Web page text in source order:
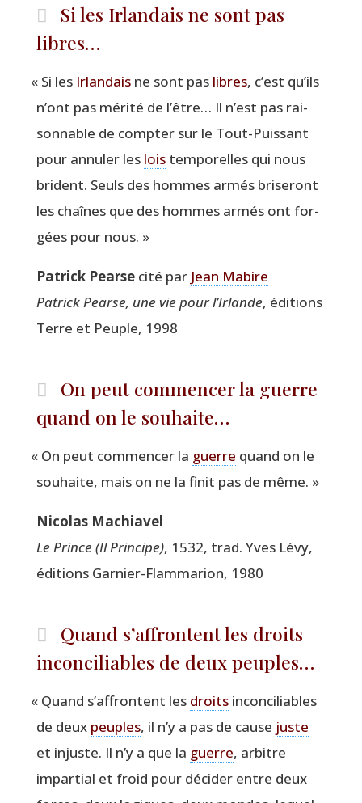
Si les Irlandais ne sont pas
libres…
« Si les Irlan­dais ne sont pas libres, c’est qu’ils
n’ont pas méri­té de l’être… Il n’est pas rai­
son­nable de comp­ter sur le Tout-Puis­sant
pour annu­ler les loistem­po­relles qui nous
brident. Seuls des hommes armés bri­se­ront
les chaînes que des hommes armés ont for­
gées pour nous. »
Patrick Pearsecité par Jean Mabire
Patrick Pearse, une vie pour l’Irlande, édi­tions
Terre et Peuple, 1998
On peut commencer la guerre
quand on le souhaite…
« On peut com­men­cer la guerre quand on le
sou­haite, mais on ne la finit pas de même. »
Nico­las Machiavel
Le Prince (Il Prin­cipe), 1532, trad. Yves Lévy,
édi­tions Gar­nier-Flam­ma­rion, 1980
Quand s’affrontent les droits
inconciliables de deux peuples…
« Quand s’affrontent les droits incon­ci­liables
de deux peuples, il n’y a pas de cause juste
et injuste. Il n’y a que la guerre, arbitre
impar­tial et froid pour déci­der entre deux